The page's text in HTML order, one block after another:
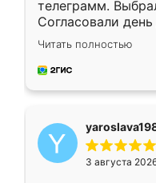
телеграмм.
Согласовали
недели кухня
довольны
мебель за
Читать полностью
3 августа